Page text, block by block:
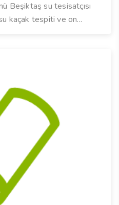
Beşiktaş su tesisatçısı
kaçak tespiti ve on...